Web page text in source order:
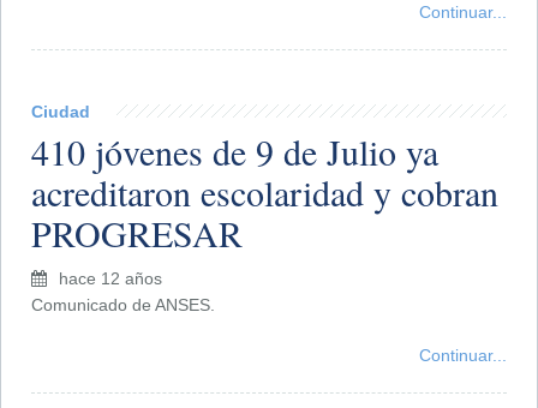
Continuar...
Ciudad
410 jóvenes de 9 de Julio ya
acreditaron escolaridad y cobran
PROGRESAR
hace 12 años
Comunicado de ANSES.
Continuar...